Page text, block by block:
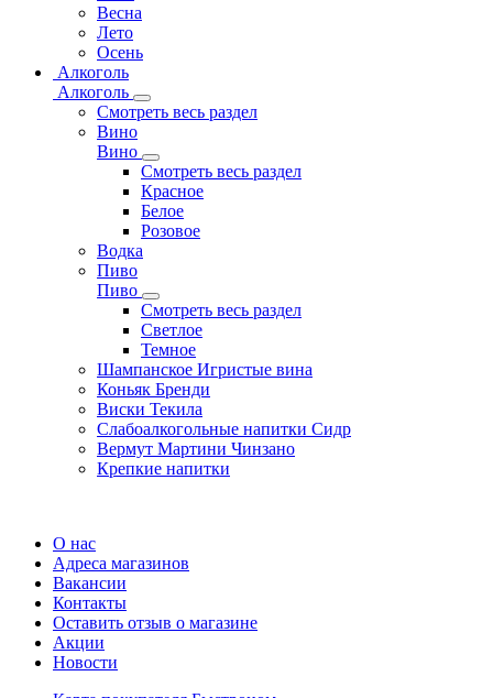
Весна
Лето
Осень
Алкоголь
Алкоголь
Смотреть весь раздел
Вино
Вино
Смотреть весь раздел
Красное
Белое
Розовое
Водка
Пиво
Пиво
Смотреть весь раздел
Cветлое
Темное
Шампанское Игристые вина
Коньяк Бренди
Виски Текила
Слабоалкогольные напитки Сидр
Вермут Мартини Чинзано
Крепкие напитки
О нас
Адреса магазинов
Вакансии
Контакты
Оставить отзыв о магазине
Акции
Новости